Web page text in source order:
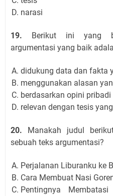
narasi
19. Berikut ini yang
argumentasi yang baik
didukung data dan fakta
menggunakan alasan
berdasarkan opini
relevan dengan tesis
20. Manakah judul
sebuah teks argumentasi?
Perjalanan Liburanku ke
Cara Membuat Nasi
Pentingnya